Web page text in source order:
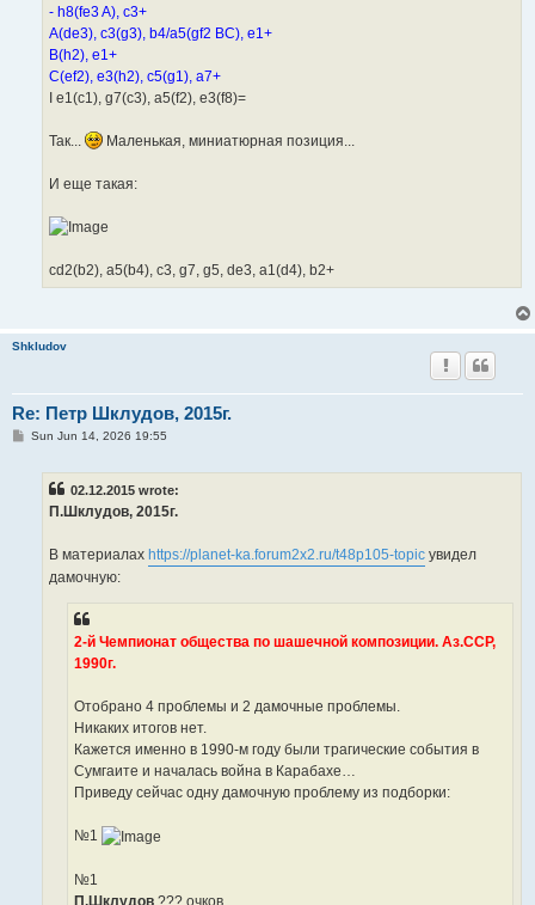
- h8(fe3 A), c3+
A(de3), c3(g3), b4/a5(gf2 BC), e1+
B(h2), e1+
C(ef2), e3(h2), c5(g1), a7+
I e1(c1), g7(c3), a5(f2), e3(f8)=
Так... Маленькая, миниатюрная позиция...
И еще такая:
cd2(b2), a5(b4), c3, g7, g5, de3, a1(d4), b2+
Shkludov
Re: Петр Шклудов, 2015г.
PSun Jun 14, 2026 19:55
02.12.2015 wrote:
П.Шклудов, 2015г.
В материалах https://planet-ka.forum2x2.ru/t48p105-topic увидел
дамочную:
2-й Чемпионат общества по шашечной композиции. Аз.ССР,
1990г.
Отобрано 4 проблемы и 2 дамочные проблемы.
Никаких итогов нет.
Кажется именно в 1990-м году были трагические события в
Сумгаите и началась война в Карабахе…
Приведу сейчас одну дамочную проблему из подборки:
№1
№1
П.Шклудов ??? очков